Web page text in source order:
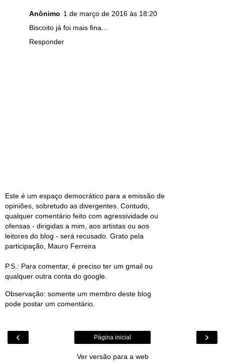
Anônimo 1 de março de 2016 às 18:20
Biscoito já foi mais fina...
Responder
Este é um espaço democrático para a emissão de
opiniões, sobretudo as divergentes. Contudo,
qualquer comentário feito com agressividade ou
ofensas - dirigidas a mim, aos artistas ou aos
leitores do blog - será recusado. Grato pela
participação, Mauro Ferreira
P.S.: Para comentar, é preciso ter um gmail ou
qualquer outra conta do google.
Observação: somente um membro deste blog
pode postar um comentário.
‹ ›
Página inicial
Ver versão para a web